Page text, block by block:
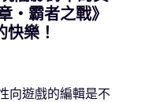
‧霸者之戰》
樂！
向遊戲的編輯是不